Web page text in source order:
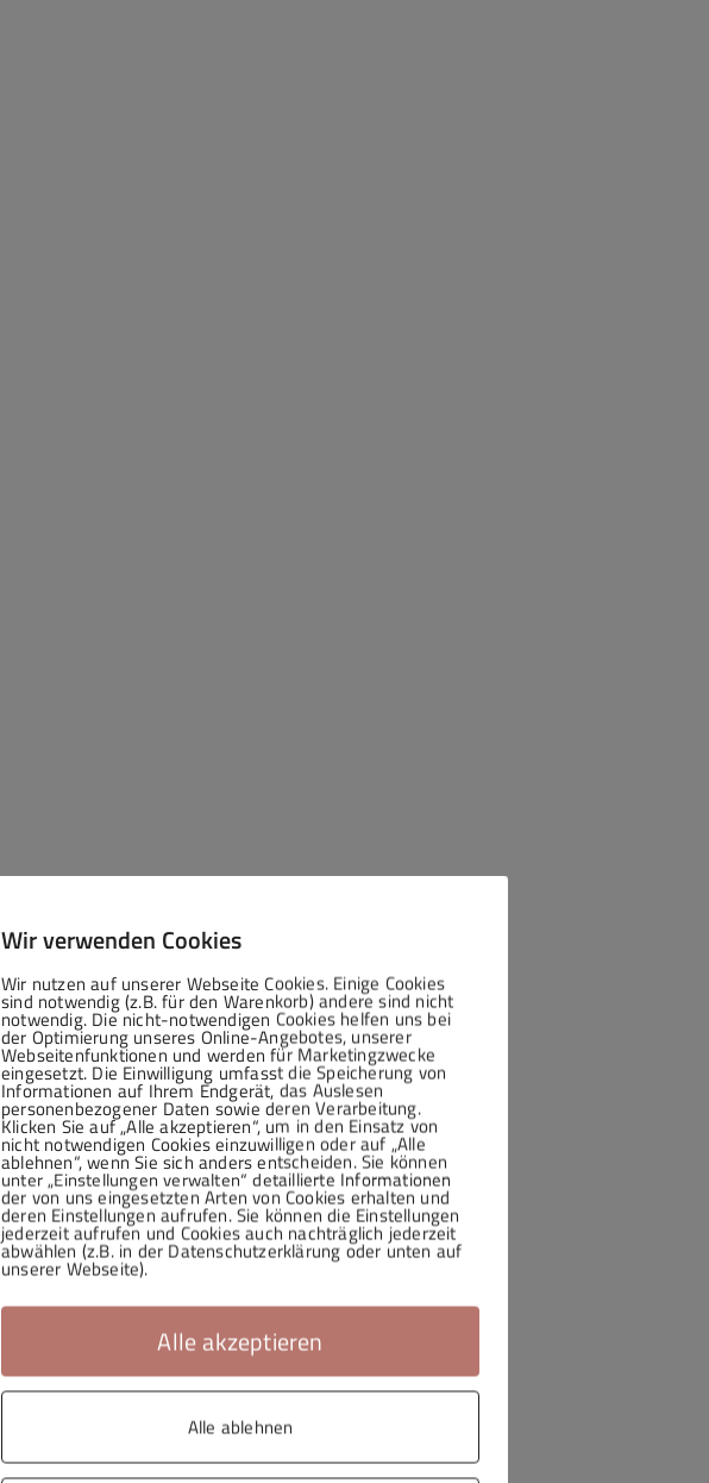
Wir verwenden Cookies
Wir nutzen auf unserer Webseite Cookies. Einige Cookies
sind notwendig (z.B. für den Warenkorb) andere sind nicht
notwendig. Die nicht-notwendigen Cookies helfen uns bei
der Optimierung unseres Online-Angebotes, unserer
Webseitenfunktionen und werden für Marketingzwecke
eingesetzt. Die Einwilligung umfasst die Speicherung von
Informationen auf Ihrem Endgerät, das Auslesen
personenbezogener Daten sowie deren Verarbeitung.
Klicken Sie auf „Alle akzeptieren“, um in den Einsatz von
nicht notwendigen Cookies einzuwilligen oder auf „Alle
ablehnen“, wenn Sie sich anders entscheiden. Sie können
unter „Einstellungen verwalten“ detaillierte Informationen
der von uns eingesetzten Arten von Cookies erhalten und
deren Einstellungen aufrufen. Sie können die Einstellungen
jederzeit aufrufen und Cookies auch nachträglich jederzeit
abwählen (z.B. in der Datenschutzerklärung oder unten auf
unserer Webseite).
Alle akzeptieren
Alle ablehnen